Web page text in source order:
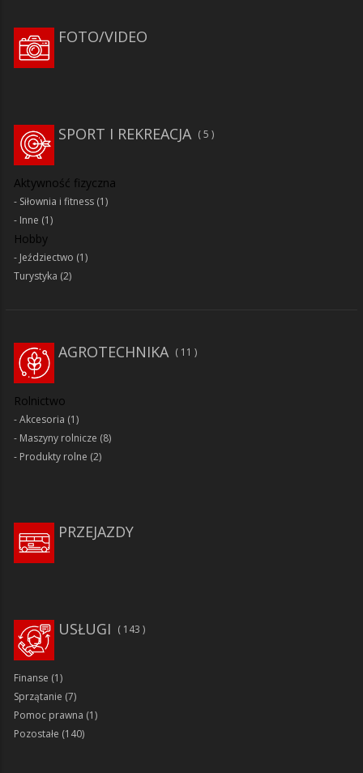
FOTO/VIDEO
SPORT I REKREACJA 5
Aktywność fizyczna
Siłownia i fitness (1)
Inne (1)
Hobby
Jeździectwo (1)
Turystyka (2)
AGROTECHNIKA 11
Rolnictwo
Akcesoria (1)
Maszyny rolnicze (8)
Produkty rolne (2)
PRZEJAZDY
143
USŁUGI
Finanse (1)
Sprzątanie (7)
Pomoc prawna (1)
Pozostałe (140)